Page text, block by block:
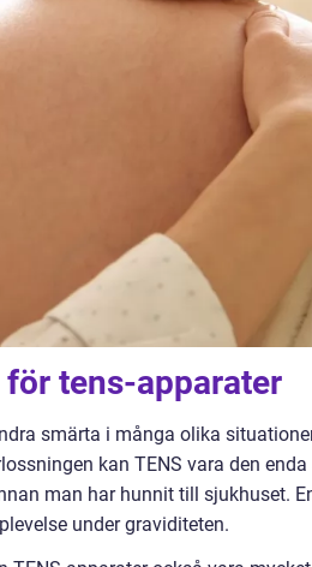
tens-apparater
smärta i många olika
kan TENS vara den
man har hunnit till sjukhuset.
under graviditeten.